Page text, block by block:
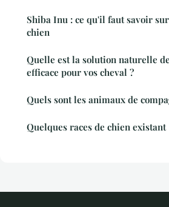
Shiba Inu : ce qu'il faut savoir
chien
Quelle est la solution naturelle
efficace pour vos cheval ?
Quels sont les animaux de
Quelques races de chien existant